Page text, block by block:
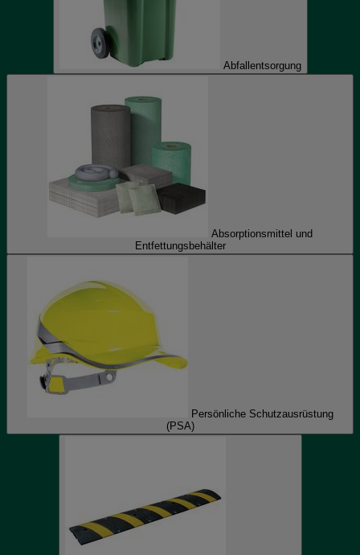
Abfallentsorgung
Absorptionsmittel und
Entfettungsbehälter
Persönliche Schutzausrüstung
(PSA)